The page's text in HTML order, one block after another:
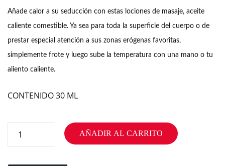
Añade calor a su seducción con estas lociones de masaje, aceite
caliente comestible. Ya sea para toda la superficie del cuerpo o de
prestar especial atención a sus zonas erógenas favoritas,
simplemente frote y luego sube la temperatura con una mano o tu
aliento caliente.
CONTENIDO 30 ML
AÑADIR AL CARRITO